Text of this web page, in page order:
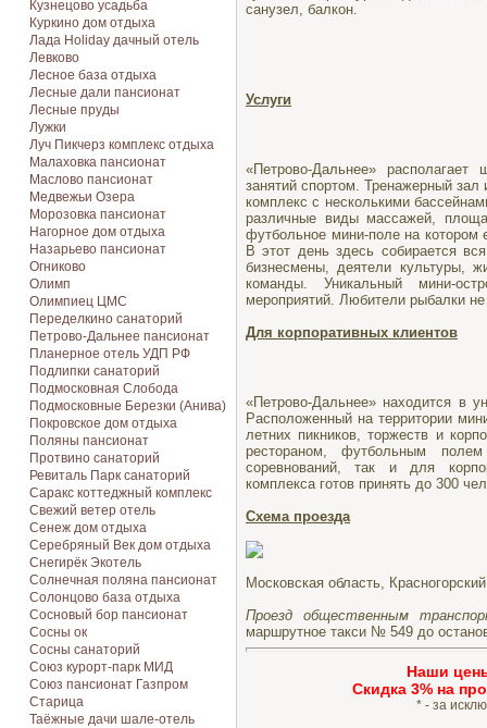
Кузнецово усадьба
Куркино дом отдыха
Лада Holiday дачный отель
Левково
Лесное база отдыха
Лесные дали пансионат
Лесные пруды
Лужки
Луч Пикчерз комплекс отдыха
Малаховка пансионат
Маслово пансионат
Медвежьи Озера
Морозовка пансионат
Нагорное дом отдыха
Назарьево пансионат
Огниково
Олимп
Олимпиец ЦМС
Переделкино санаторий
Петрово-Дальнее пансионат
Планерное отель УДП РФ
Подлипки санаторий
Подмосковная Cлобода
Подмосковные Березки (Анива)
Покровское дом отдыха
Поляны пансионат
Протвино санаторий
Ревиталь Парк санаторий
Саракс коттеджный комплекс
Свежий ветер отель
Сенеж дом отдыха
Серебряный Век дом отдыха
Снегирёк Экотель
Солнечная поляна пансионат
Солонцово база отдыха
Сосновый бор пансионат
Сосны ок
Сосны санаторий
Союз курорт-парк МИД
Союз пансионат Газпром
Старица
Таёжные дачи шале-отель
санузел, балкон.
Услуги
«Петрово-Дальнее»
занятий спортом. Тренажерный
комплекс с несколькими
различные виды массажей,
футбольное мини-поле на котором
В этот день здесь собирается
бизнесмены, деятели культуры,
команды. Уникальный мини-
мероприятий. Любители рыбалки
Для корпоративных клиентов
«Петрово-Дальнее» находится в
Расположенный на территории
летних пикников, торжеств и
рестораном, футбольным
соревнований, так и для
комплекса готов принять до 300
Схема проезда
Московская область,
Проезд общественным
маршрутное такси № 549 до
Наши
Cкидка 3% на
* - за